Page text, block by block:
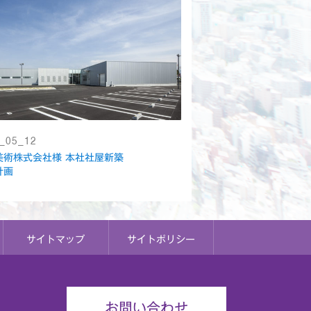
術株式会社様 本社社屋新築
画
サイトマップ サイトポリシー
お問い合わせ